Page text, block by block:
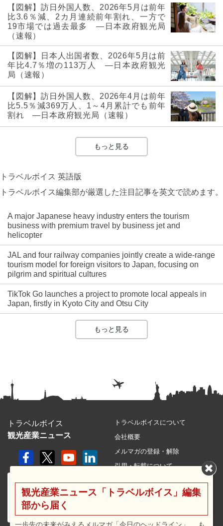
【図解】訪日外国人数、2026年5月は前年
比3.6％減、2カ月連続前年割れ、一方で
19市場では過去最多 ―日本政府観光局
（速報）
【図解】日本人出国者数、2026年5月は前
年比4.7％増の113万人 ―日本政府観光
局（速報）
【図解】訪日外国人数、2026年4月は前年
比5.5％減369万人、1～4月累計でも前年
割れ ―日本政府観光局（速報）
もっと見る
トラベルボイス 英語版
トラベルボイス編集部が厳選した注目記事を英文で読めます。
A major Japanese heavy industry enters the tourism
business with premium travel by business jet and
helicopter
JAL and four railway companies jointly create a wide-range
tourism model for foreign visitors to Japan, focusing on
pilgrim and spiritual cultures
TikTok Go launches a project to promote local appeals in
Japan, firstly in Kyoto City and Otsu City
もっと見る
トラベルボイス
観光産業ニュース
トラベルボイスについて
会社概要
メルマガの登録・解除
引用・転載について
利用規約
広告メニュー・料金
観光産業ニュース「トラベルボイス」編集
部から届く